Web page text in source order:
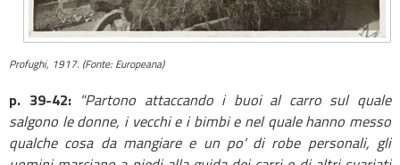
Profughi, 1917. (Fonte: Europeana)
p. 39-42: "Partono attaccando i buoi al carro sul quale
salgono le donne, i vecchi e i bimbi e nel quale hanno messo
qualche cosa da mangiare e un po' di robe personali, gli